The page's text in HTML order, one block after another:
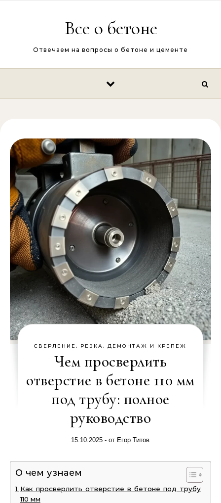
Все о бетоне
Отвечаем на вопросы о бетоне и цементе
СВЕРЛЕНИЕ, РЕЗКА, ДЕМОНТАЖ И КРЕПЕЖ
Чем просверлить
отверстие в бетоне 110 мм
под трубу: полное
руководство
15.10.2025 - от Егор Титов
О чем узнаем
Как просверлить отверстие в бетоне под трубу
110 мм